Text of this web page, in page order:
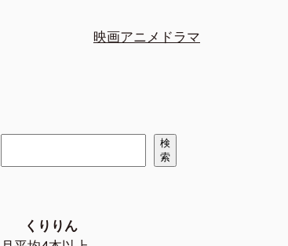
映画アニメ ドラマ
索
検
索
くりりん